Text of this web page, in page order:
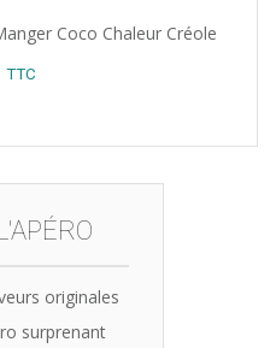
Coco Chaleur Créole
Current
is:
34,10€.
TTC
originales
surprenant